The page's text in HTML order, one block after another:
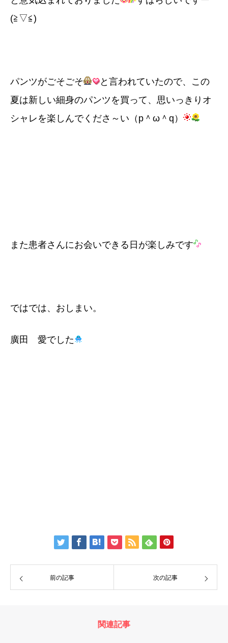
(≧▽≦)
パンツがごそごそ
と言われていたので、この
夏は新しい細身のパンツを買って、思いっきりオ
シャレを楽しんでくださ～い（p＾ω＾q）
また患者さんにお会いできる日が楽しみです
ではでは、おしまい。
廣田 愛でした
前の記事 次の記事
関連記事